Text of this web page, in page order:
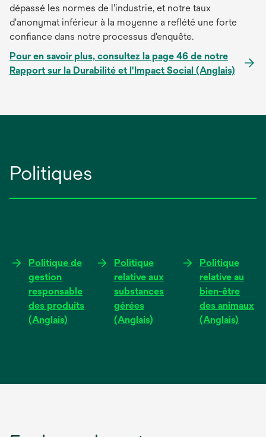
dépassé les normes de l'industrie, et notre taux
d'anonymat inférieur à la moyenne a reflété une forte
confiance dans notre processus d'enquête.
Pour en savoir plus, consultez la page 46 de notre
Rapport sur la Durabilité et l'Impact Social (Anglais)
Politiques
Politique de
gestion
responsable
des produits
(Anglais)
Politique
relative aux
substances
gérées
(Anglais)
Politique
relative au
bien-être
des animaux
(Anglais)